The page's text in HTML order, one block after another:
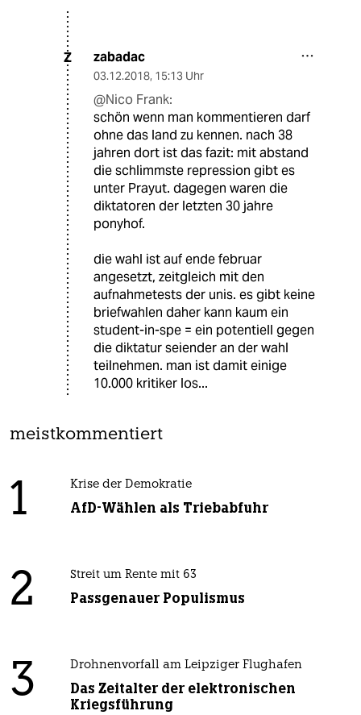
Z zabadac
03.12.2018, 15:13 Uhr
@Nico Frank:
schön wenn man kommentieren darf
ohne das land zu kennen. nach 38
jahren dort ist das fazit: mit abstand
die schlimmste repression gibt es
unter Prayut. dagegen waren die
diktatoren der letzten 30 jahre
ponyhof.
die wahl ist auf ende februar
angesetzt, zeitgleich mit den
aufnahmetests der unis. es gibt keine
briefwahlen daher kann kaum ein
student-in-spe = ein potentiell gegen
die diktatur seiender an der wahl
teilnehmen. man ist damit einige
10.000 kritiker los...
meistkommentiert
1 Krise der Demokratie
AfD-Wählen als Triebabfuhr
2 Streit um Rente mit 63
Passgenauer Populismus
3 Drohnenvorfall am Leipziger Flughafen
Das Zeitalter der elektronischen
Kriegsführung